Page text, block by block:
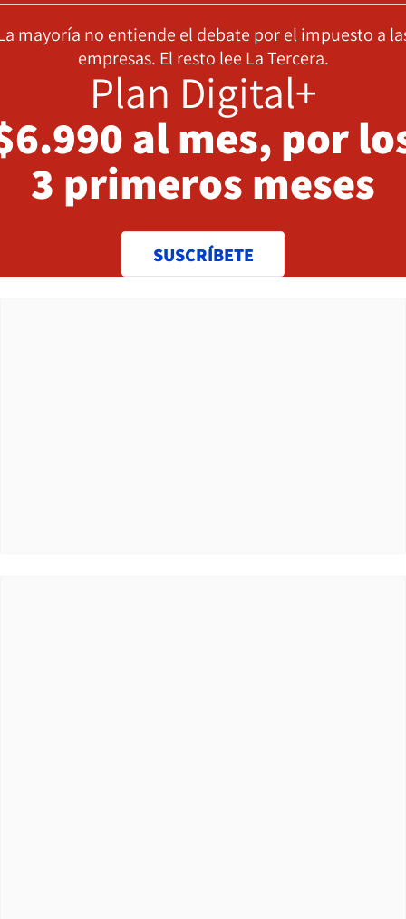
mayoría no entiende el debate por el impuesto a
empresas. El resto lee La Tercera.
Plan Digital+
al mes, por
3 primeros meses
SUSCRÍBETE